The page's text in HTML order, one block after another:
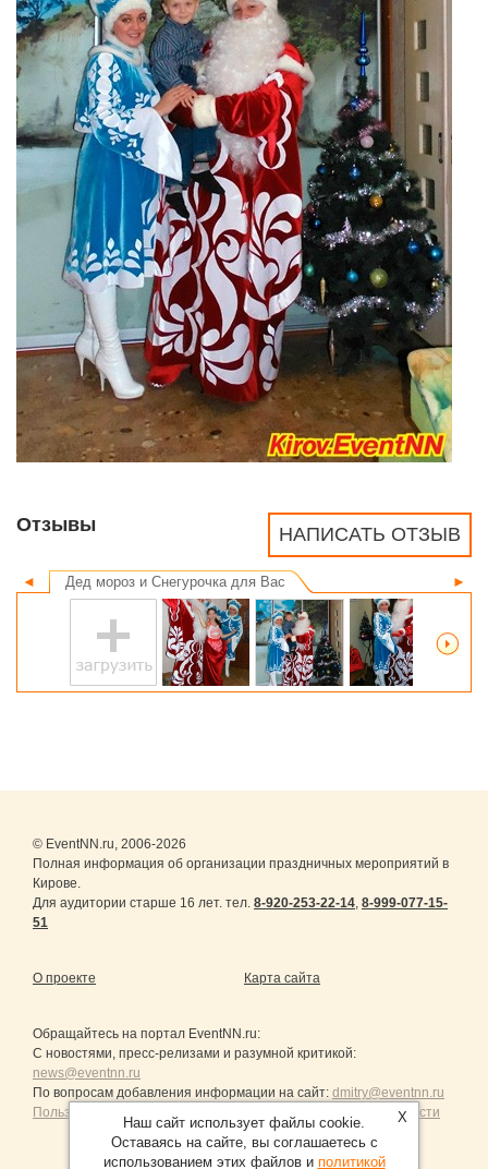
НАПИСАТЬ ОТЗЫВ
Отзывы
◄ ►
Дед мороз и Снегурочка для Вас
© EventNN.ru, 2006-2026
Полная информация об организации праздничных мероприятий в
Кирове.
Для аудитории старше 16 лет. тел. 8-920-253-22-14 8-999-077-15-
51
О проекте Карта сайта
Обращайтесь на портал EventNN.ru:
С новостями, пресс-релизами и разумной критикой:
news@eventnn.ru
По вопросам добавления информации на сайт: dmitry@eventnn.ru
Пользовательское Соглашение и политика конфиденциальности
X
Наш сайт использует файлы cookie.
Оставаясь на сайте, вы соглашаетесь с
использованием этих файлов и политикой